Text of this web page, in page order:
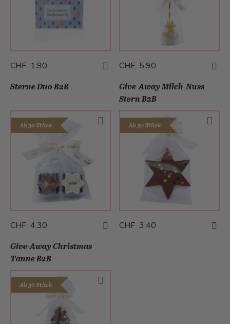
CHF 1.90 CHF 5.90
Sterne Duo B2B
Ab 50 Stück
CHF 4.30
Give-Away Milch-Nuss
Stern B2B
Ab 50 Stück
CHF 3.40
Give-Away Christmas
Tanne B2B
Ab 50 Stück